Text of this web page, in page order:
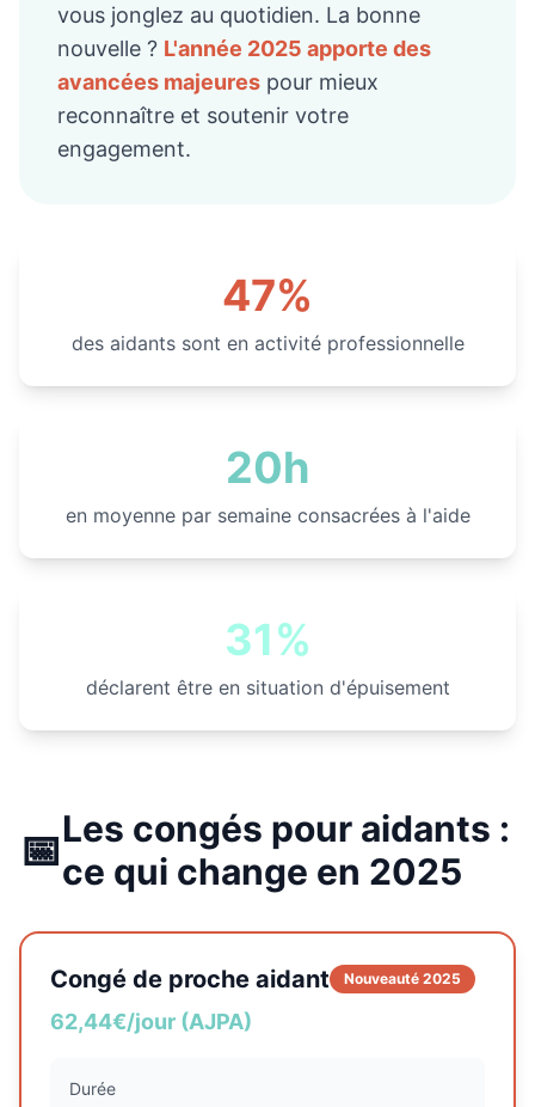
vous jonglez au quotidien. La bonne
nouvelle ? L'année 2025 apporte des
avancées majeures pour mieux
reconnaître et soutenir votre
engagement.
47%
des aidants sont en activité professionnelle
20h
en moyenne par semaine consacrées à l'aide
31%
déclarent être en situation d'épuisement
📅Les congés pour aidants :
ce qui change en 2025
Congé de proche aidant Nouveauté 2025
62,44€/jour (AJPA)
Durée